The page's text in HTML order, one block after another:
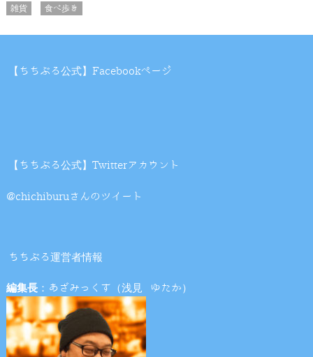
雑貨
食べ歩き
【ちちぶる公式】Facebookページ
【ちちぶる公式】Twitterアカウント
@chichiburuさんのツイート
ちちぶる運営者情報
編集長：あざみっくす（浅見 ゆたか）